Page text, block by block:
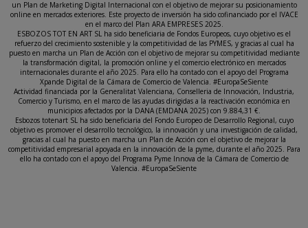
un Plan de Marketing Digital Internacional con el objetivo de mejorar su posicionamiento
online en mercados exteriores. Este proyecto de inversión ha sido cofinanciado por el IVACE
en el marco del Plan ARA EMPRESES 2025.
ESBOZOS TOT EN ART SL ha sido beneficiaria de Fondos Europeos, cuyo objetivo es el
refuerzo del crecimiento sostenible y la competitividad de las PYMES, y gracias al cual ha
puesto en marcha un Plan de Acción con el objetivo de mejorar su competitividad mediante
la transformación digital, la promoción online y el comercio electrónico en mercados
internacionales durante el año 2025. Para ello ha contado con el apoyo del Programa
Xpande Digital de la Cámara de Comercio de Valencia. #EuropaSeSiente
Actividad financiada por la Generalitat Valenciana, Conselleria de Innovación, Industria,
Comercio y Turismo, en el marco de las ayudas dirigidas a la reactivación económica en
municipios afectados por la DANA (EMDANA 2025) con 9.884,31 €.
Esbozos totenart SL ha sido beneficiaria del Fondo Europeo de Desarrollo Regional, cuyo
objetivo es promover el desarrollo tecnológico, la innovación y una investigación de calidad,
gracias al cual ha puesto en marcha un Plan de Acción con el objetivo de mejorar la
competitividad empresarial apoyada en la innovación de la pyme, durante el año 2025. Para
ello ha contado con el apoyo del Programa Pyme Innova de la Cámara de Comercio de
Valencia. #EuropaSeSiente